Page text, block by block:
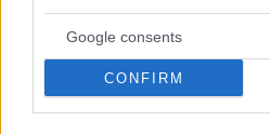
Google consents
CONFIRM
More to read